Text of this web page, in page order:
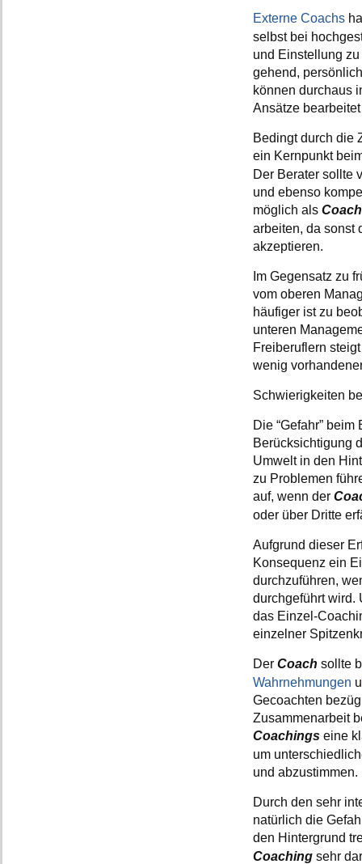
Externe Coachs
selbst bei
und Einstellung
gehend,
können durchaus
Ansätze
Bedingt durch die
ein Kernpunkt
Der Berater sollte
und ebenso
möglich als Coach
arbeiten, da sonst
akzeptieren.
Im Gegensatz zu
vom oberen
häufiger ist zu
unteren
Freiberuflern
wenig
Schwierigkeiten
Die “Gefahr”
Berücksichtigung
Umwelt in den
zu Problemen
auf, wenn der
oder über Dritte
Aufgrund dieser
Konsequenz ein
durchzuführen,
durchgeführt wird.
das Einzel-
einzelner
Der Coach sollte
Wahrnehmungen
Gecoachten
Zusammenarbeit
Coachings eine
um
und abzustimmen.
Durch den sehr
natürlich die
den Hintergrund
Coaching sehr